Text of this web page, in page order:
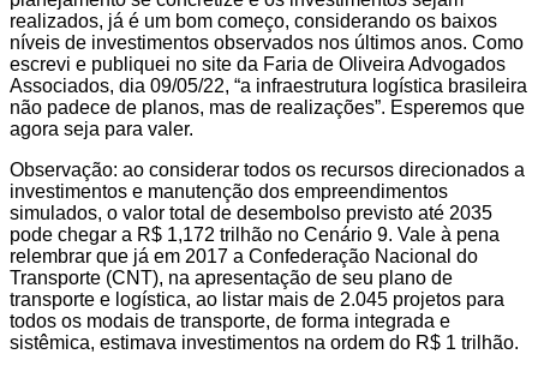
realizados, já é um bom começo, considerando os baixos
níveis de investimentos observados nos últimos anos. Como
escrevi e publiquei no site da Faria de Oliveira Advogados
Associados, dia 09/05/22, “a infraestrutura logística brasileira
não padece de planos, mas de realizações”. Esperemos que
agora seja para valer.
Observação: ao considerar todos os recursos direcionados a
investimentos e manutenção dos empreendimentos
simulados, o valor total de desembolso previsto até 2035
pode chegar a R$ 1,172 trilhão no Cenário 9. Vale à pena
relembrar que já em 2017 a Confederação Nacional do
Transporte (CNT), na apresentação de seu plano de
transporte e logística, ao listar mais de 2.045 projetos para
todos os modais de transporte, de forma integrada e
sistêmica, estimava investimentos na ordem do R$ 1 trilhão.